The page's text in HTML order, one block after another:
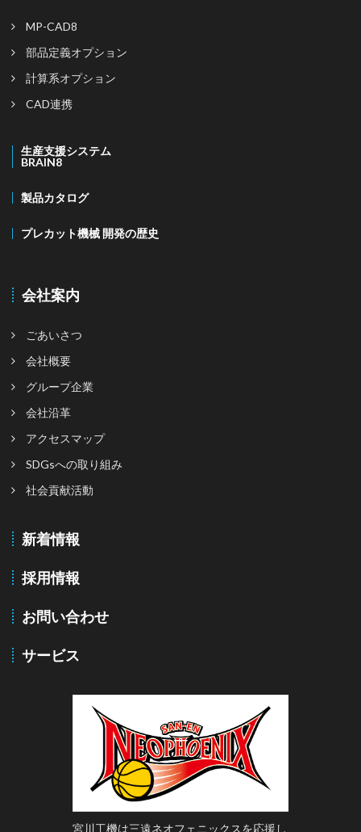
MP-CAD8
部品定義オプション
計算系オプション
CAD連携
生産支援システム
BRAIN8
製品カタログ
プレカット機械 開発の歴史
会社案内
ごあいさつ
会社概要
グループ企業
会社沿革
アクセスマップ
SDGsへの取り組み
社会貢献活動
新着情報
採用情報
お問い合わせ
サービス
宮川工機は三遠ネオフェニックスを応援し